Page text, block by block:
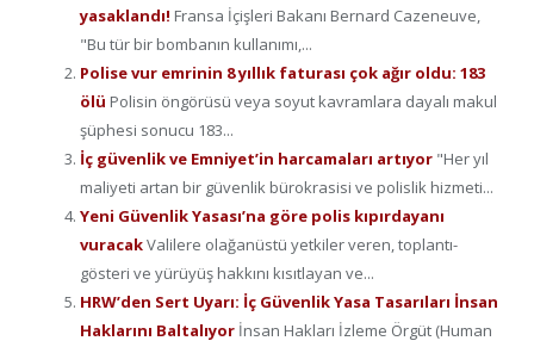
yasaklandı! Fransa İçişleri Bakanı Bernard Cazeneuve,
"Bu tür bir bombanın kullanımı,...
Polise vur emrinin 8 yıllık faturası çok ağır oldu: 183
ölü Polisin öngörüsü veya soyut kavramlara dayalı makul
şüphesi sonucu 183...
İç güvenlik ve Emniyet’in harcamaları artıyor "Her yıl
maliyeti artan bir güvenlik bürokrasisi ve polislik hizmeti...
Yeni Güvenlik Yasası’na göre polis kıpırdayanı
vuracakValilere olağanüstü yetkiler veren, toplantı-
gösteri ve yürüyüş hakkını kısıtlayan ve...
HRW’den Sert Uyarı: İç Güvenlik Yasa Tasarıları İnsan
Haklarını Baltalıyor İnsan Hakları İzleme Örgüt (Human